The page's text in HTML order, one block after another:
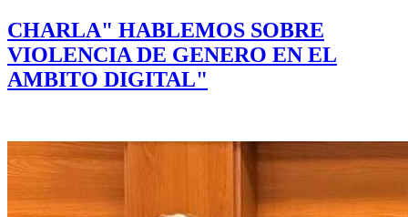
CHARLA" HABLEMOS SOBRE
VIOLENCIA DE GENERO EN EL
AMBITO DIGITAL"